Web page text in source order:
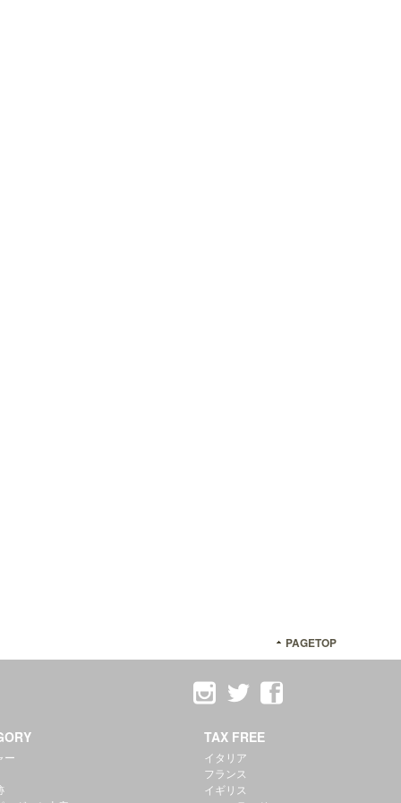
PAGETOP
ー
TAX FREE
イタリア
フランス
イギリス